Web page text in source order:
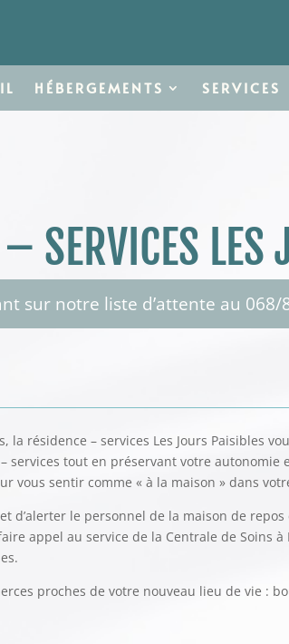
HÉBERGEMENTS SERVICES
SERVICES LES
sur notre liste d’attente au 068/
la résidence – services Les Jours Paisibles
services tout en préservant votre
vous sentir comme « à la maison » dans
d’alerter le personnel de la maison de
appel au service de la Centrale de Soins
proches de votre nouveau lieu de vie :